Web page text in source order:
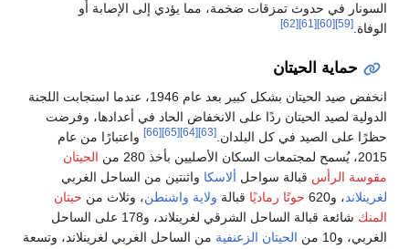
السونار في حدوث تمزقات ضخمة، مما يؤدي إلى الإصابة أو
الوفاة.[59]
[60]
[61]
[62]
حماية الحيتان
انخفض صيد الحيتان بشكل كبير بعد عام 1946، عندما استجابت اللجنة
الدولية لصيد الحيتان ردًا على الانخفاض الحاد في أعدادها، وفرضت
حظرًا على الصيد في كل البلدان. [63]
[64]
[65]
[66]
واعتبارًا من عام
2015، يُسمح لمجتمعات السكان الأصليين بأخذ 280 من
الحيتان
مقوسة الرأس قبالة سواحل ألاسكا واثنتين من الساحل الغربي
لغرينلاند، و620 حوتًا رماديًا قبالة ولاية واشنطن، وثلاث من حيتان
المنك
شائعة قبالة الساحل الشرقي لغرينلاند، و178 على الساحل
الغربي، و10 من
الحيتان الزعنفية من الساحل الغربي لغرينلاند، وتسعة